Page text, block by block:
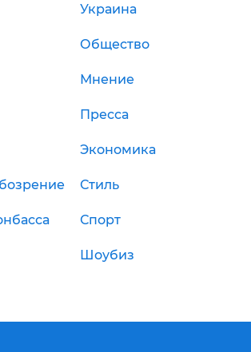
Украина
Общество
Мнение
Пресса
Экономика
Стиль
Спорт
Шоубиз